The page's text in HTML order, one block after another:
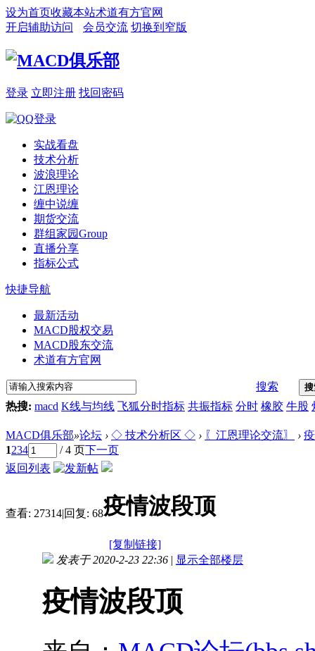
设为首页收藏本站术道有方官网
开启辅助访问
会员交流 切换到窄版
登录 立即注册 找回密码
实战看盘
技术分析
波浪理论
江恩理论
缠中说缠
期货交流
群组家园Group
直播分享
指标公式
快捷导航
最新活动
MACD股权交易
MACD股东交流
术道有方官网
搜索
热搜: macd K线与均线 飞狐分时指标 共振指标 分时 橡胶 牛股
MACD俱乐部»论坛 › ◇ 技术分析区 ◇ › 〖江恩理论交流〗 ›
1234 / 4 页下一页
返回列表
查看: 27314|回复: 68疫情波段顶
[复制链接]
发表于 2020-2-23 22:36 | 显示全部楼层
疫情波段顶